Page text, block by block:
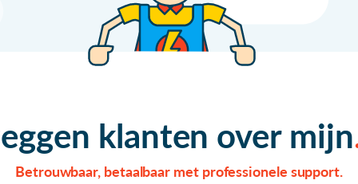
klanten over mijn
Betrouwbaar, betaalbaar met professionele support.